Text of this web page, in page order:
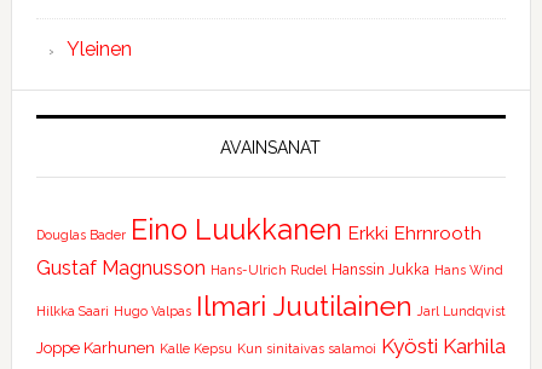
Yleinen
AVAINSANAT
Douglas Bader Eino Luukkanen Erkki Ehrnrooth
Gustaf Magnusson Hans-Ulrich Rudel Hanssin Jukka Hans Wind
Hilkka Saari Hugo Valpas Ilmari Juutilainen Jarl Lundqvist
Joppe Karhunen Kalle Kepsu Kun sinitaivas salamoi Kyösti Karhila